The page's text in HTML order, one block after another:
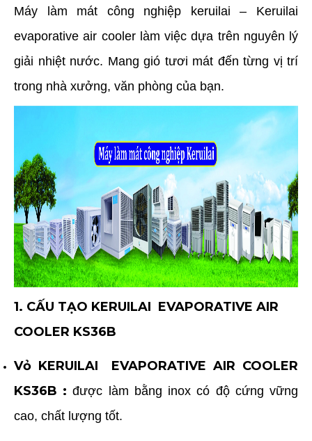
Máy làm mát công nghiệp keruilai – Keruilai
evaporative air cooler làm việc dựa trên nguyên lý
giải nhiệt nước. Mang gió tươi mát đến từng vị trí
trong nhà xưởng, văn phòng của bạn.
1. CẤU TẠO KERUILAI EVAPORATIVE AIR
COOLER KS36B
Vỏ KERUILAI
EVAPORATIVE AIR COOLER
KS36B : được làm bằng inox có độ cứng vững
cao, chất lượng tốt.